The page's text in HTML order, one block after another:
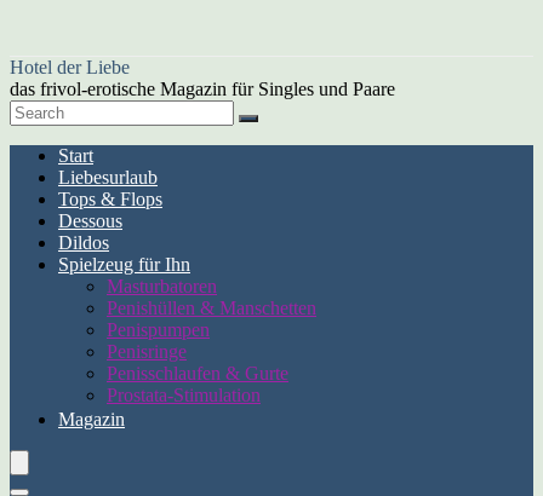
Hotel der Liebe
das frivol-erotische Magazin für Singles und Paare
Start
Liebesurlaub
Tops & Flops
Dessous
Dildos
Spielzeug für Ihn
Masturbatoren
Penishüllen & Manschetten
Penispumpen
Penisringe
Penisschlaufen & Gurte
Prostata-Stimulation
Magazin